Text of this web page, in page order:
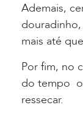
Ademais,
mais até
Por fim, no
do tempo
ressecar.